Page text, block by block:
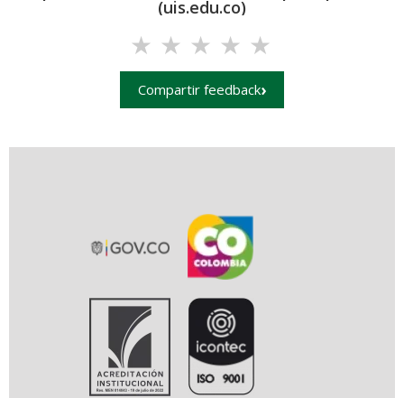
(uis.edu.co)